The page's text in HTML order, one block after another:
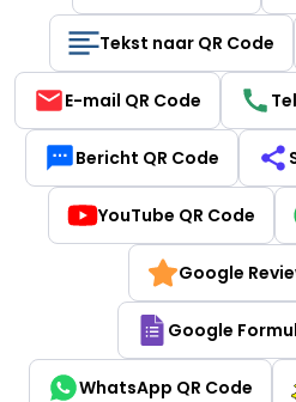
Tekst naar QR Code
E-mail QR Code
Bericht QR Code
YouTube QR Code
Google
Google
WhatsApp QR Code